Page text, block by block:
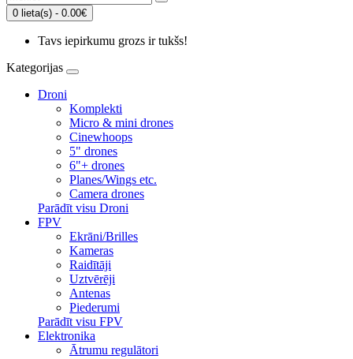
0 lieta(s) - 0.00€
Tavs iepirkumu grozs ir tukšs!
Kategorijas
Droni
Komplekti
Micro & mini drones
Cinewhoops
5" drones
6"+ drones
Planes/Wings etc.
Camera drones
Parādīt visu Droni
FPV
Ekrāni/Brilles
Kameras
Raidītāji
Uztvērēji
Antenas
Piederumi
Parādīt visu FPV
Elektronika
Ātrumu regulātori